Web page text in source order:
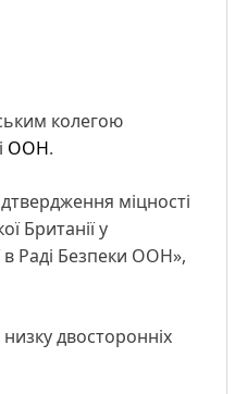
колегою
ООН.
міцності
Британії у
в Раді Безпеки ООН»,
двосторонніх